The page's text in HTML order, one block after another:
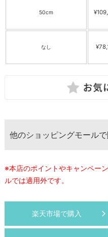
50cm
なし
他のショッピングモール
※本店のポイントやキャンペー
ルでは適用外です。
楽天市場で購入